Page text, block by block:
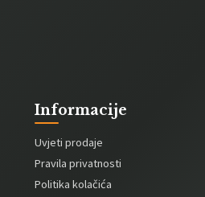
Informacije
Uvjeti prodaje
Pravila privatnosti
Politika kolačića